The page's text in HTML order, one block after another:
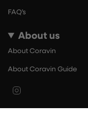
FAQ’s
About us
About Coravin
About Coravin Guide